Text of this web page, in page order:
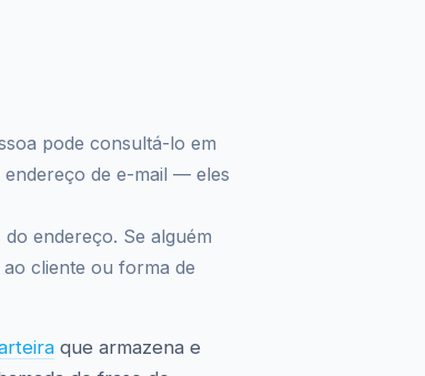
pode consultá-lo em
de e-mail — eles
endereço. Se alguém
cliente ou forma de
que armazena e